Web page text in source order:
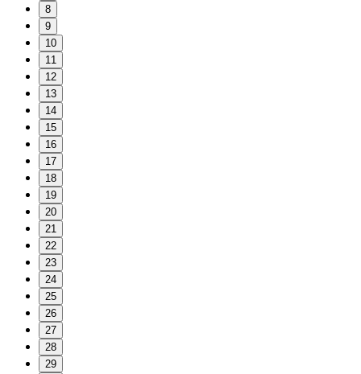
8
9
10
11
12
13
14
15
16
17
18
19
20
21
22
23
24
25
26
27
28
29